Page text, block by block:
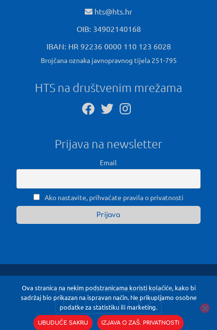
hts@hts.hr
OIB: 34902140168
IBAN: HR 92236 0000 110 123 6028
Brojčana oznaka javnopravnog tijela 251-795
HTS na društvenim mrežama
Prijava na newsletter
Email
Ako nastavite, prihvaćate pravila o privatnosti
Ova stranica na nekim podstranicama koristi kolačiće, kako bi
sadržaj bio prikazan na ispravan način. Ne prikupljamo osobne
podatke za statistiku ili marketing.
UBUDUĆE SAKRIJ IZJAVA O ZAŠ. PRIVATNOSTI